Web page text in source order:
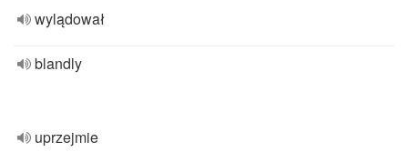
wylądował
blandly
uprzejmie